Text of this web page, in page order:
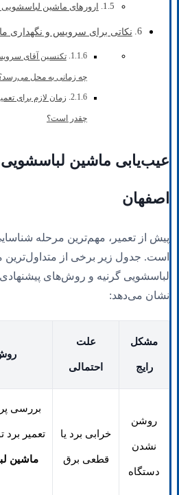
ارورهای ماشین لباسشویی
نکاتی برای سرویس و نگهداری
تکنسین آقای
چه زمانی به محل
زمان لازم برای
چقدر است؟
عیب‌یابی ماشین لباسشویی
اصفهان
پیش از تعمیر، مهم‌ترین مرحله
است. جدول زیر برخی از
لباسشویی گرنیه و روش‌های پیشنهادی
نشان می‌دهد:
مشکل
رایج
علت
احتمالی
روشن
نشدن
دستگاه
خرابی برد یا
قطعی برق
بررسی
تعمیر
ماشین